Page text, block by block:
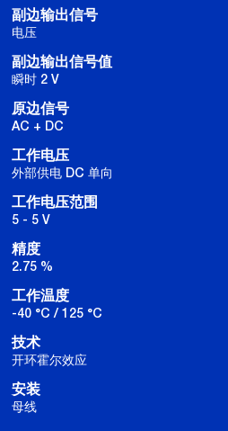
副边输出信号
电压
副边输出信号值
瞬时 2 V
原边信号
AC + DC
工作电压
外部供电 DC 单向
工作电压范围
5 - 5 V
精度
2.75 %
工作温度
-40 °C / 125 °C
技术
开环霍尔效应
安装
母线